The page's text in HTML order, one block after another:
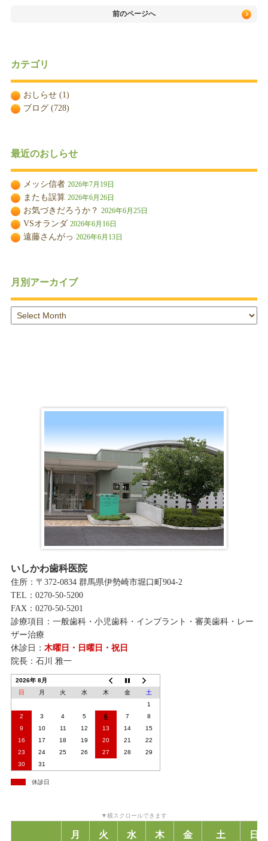
前のページへ
カテゴリ
おしらせ(1)
ブログ(728)
最近のおしらせ
メッシ信者 2026年7月19日
またも誤算 2026年6月26日
お気づきだろうか？ 2026年6月25日
VSオランダ 2026年6月16日
遠藤さんがっ 2026年6月13日
月別アーカイブ
いしかわ歯科医院
住所：〒372-0834 群馬県伊勢崎市堀口町904-2
TEL：0270-50-5200
FAX：0270-50-5201
診療項目：一般歯科・小児歯科・インプラント・審美歯科・レー
ザー治療
休診日： 木曜日・日曜日・祝日
院長：石川 雅一
2026年 8月
日
月 火 水 木 金
土
1
2
3 4 5 6 7
8
9
10 11 12 13 14
15
16
17 18 19 20 21
22
23
24 25 26 27 28
29
30
31
休診日
月 火 水 木 金 土 日